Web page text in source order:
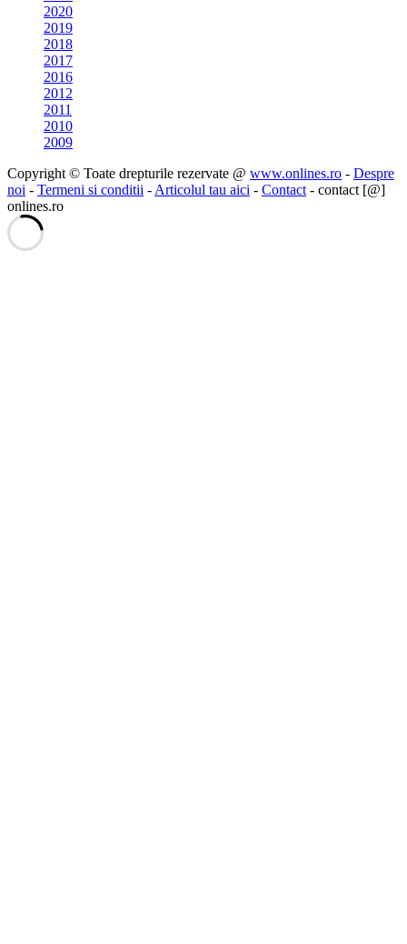
2020
2019
2018
2017
2016
2012
2011
2010
2009
Copyright © Toate drepturile rezervate @ www.onlines.ro - Despre
noi - Termeni si conditii - Articolul tau aici - Contact - contact [@]
onlines.ro